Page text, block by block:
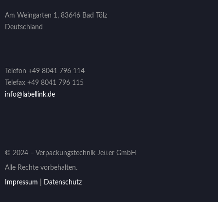
Am Weingarten 1, 83646 Bad Tölz
Deutschland
Telefon +49 8041 796 114
Telefax +49 8041 796 115
info@labellink.de
© 2024 – Verpackungstechnik Jetter GmbH
Alle Rechte vorbehalten.
Impressum Datenschutz